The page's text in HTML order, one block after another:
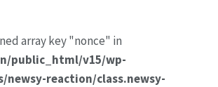
array key "nonce" in
public_html/v15/wp-
reaction/class.newsy-